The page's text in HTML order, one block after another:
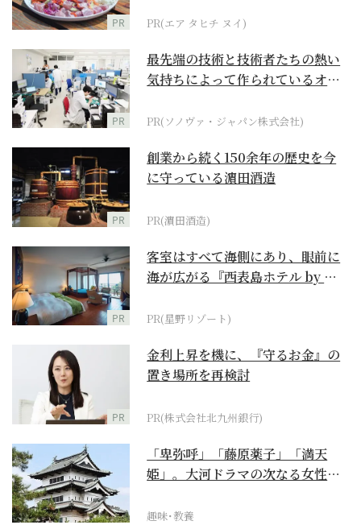
PR PR(エア タヒチ ヌイ)
PR
最先端の技術と技術者たちの熱い
気持ちによって作られているオー
PR(ソノヴァ・ジャパン株式会社)
PR
創業から続く150余年の歴史を今
に守っている濵田酒造
PR(濵田酒造)
PR
客室はすべて海側にあり、眼前に
海が広がる『西表島ホテル by 星
PR(星野リゾート)
PR
金利上昇を機に、『守るお金』の
置き場所を再検討
PR(株式会社北九州銀行)
「卑弥呼」「藤原薬子」「満天
姫」。大河ドラマの次なる女性主
趣味･教養